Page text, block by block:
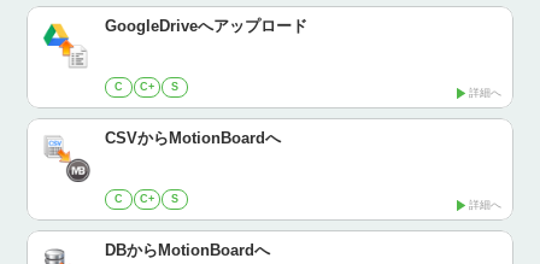
GoogleDriveへアップロード
C C+ S 詳細へ
CSVからMotionBoardへ
C C+ S 詳細へ
DBからMotionBoardへ